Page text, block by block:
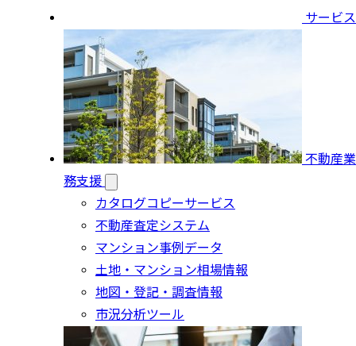
サービス
不動産業
務支援
カタログコピーサービス
不動産査定システム
マンション事例データ
土地・マンション相場情報
地図・登記・調査情報
市況分析ツール